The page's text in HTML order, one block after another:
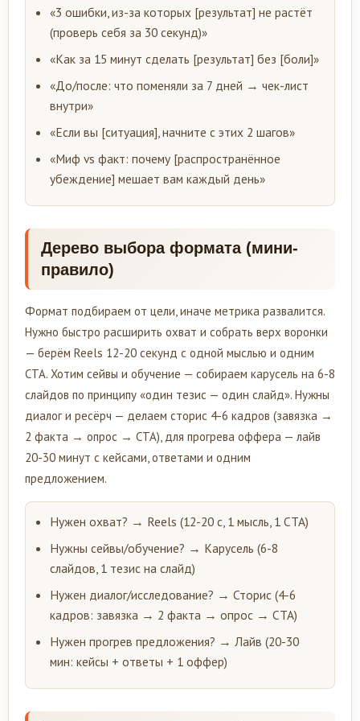
«3 ошибки, из-за которых [результат] не растёт
(проверь себя за 30 секунд)»
«Как за 15 минут сделать [результат] без [боли]»
«До/после: что поменяли за 7 дней → чек-лист
внутри»
«Если вы [ситуация], начните с этих 2 шагов»
«Миф vs факт: почему [распространённое
убеждение] мешает вам каждый день»
Дерево выбора формата (мини-
правило)
Формат подбираем от цели, иначе метрика развалится.
Нужно быстро расширить охват и собрать верх воронки
— берём Reels 12-20 секунд с одной мыслью и одним
CTA. Хотим сейвы и обучение — собираем карусель на 6-8
слайдов по принципу «один тезис — один слайд». Нужны
диалог и ресёрч — делаем сторис 4-6 кадров (завязка →
2 факта → опрос → CTA), для прогрева оффера — лайв
20-30 минут с кейсами, ответами и одним
предложением.
Нужен охват? → Reels (12-20 с, 1 мысль, 1 CTA)
Нужны сейвы/обучение? → Карусель (6-8
слайдов, 1 тезис на слайд)
Нужен диалог/исследование? → Сторис (4-6
кадров: завязка → 2 факта → опрос → CTA)
Нужен прогрев предложения? → Лайв (20-30
мин: кейсы + ответы + 1 оффер)